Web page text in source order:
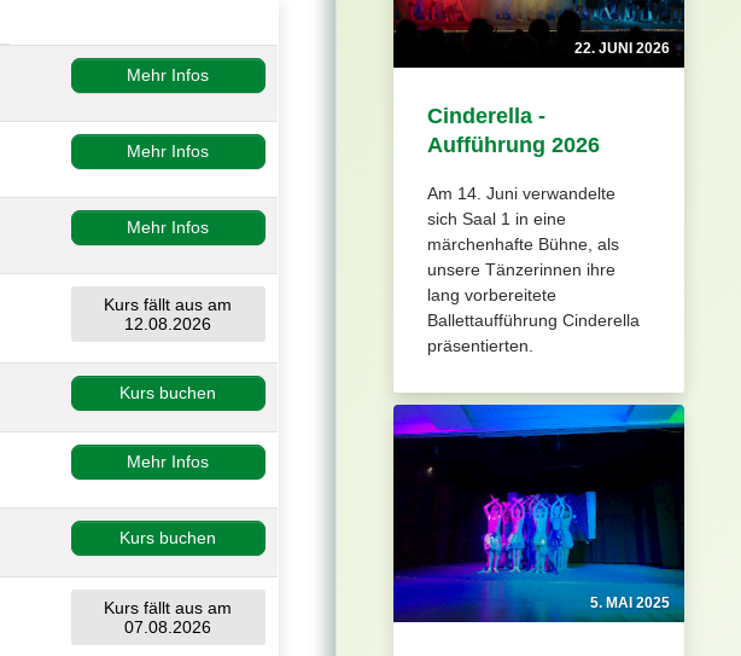
Mehr Infos
Mehr Infos
Mehr Infos
Kurs fällt aus am
12.08.2026
Kurs buchen
Mehr Infos
Kurs buchen
Kurs fällt aus am
07.08.2026
22. JUNI 2026
Cinderella -
Aufführung 2026
Am 14. Juni verwandelte
sich Saal 1 in eine
märchenhafte Bühne, als
unsere Tänzerinnen ihre
lang vorbereitete
Ballettaufführung Cinderella
präsentierten.
5. MAI 2025